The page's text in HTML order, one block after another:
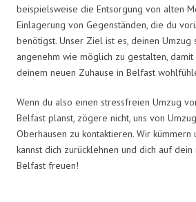
beispielsweise die Entsorgung von alten
Einlagerung von Gegenständen, die du
benötigst. Unser Ziel ist es, deinen Umzug
angenehm wie möglich zu gestalten,
deinem neuen Zuhause in Belfast
Wenn du also einen stressfreien Umzug
Belfast planst, zögere nicht, uns von
Oberhausen zu kontaktieren. Wir kümmern
kannst dich zurücklehnen und dich auf
Belfast freuen!